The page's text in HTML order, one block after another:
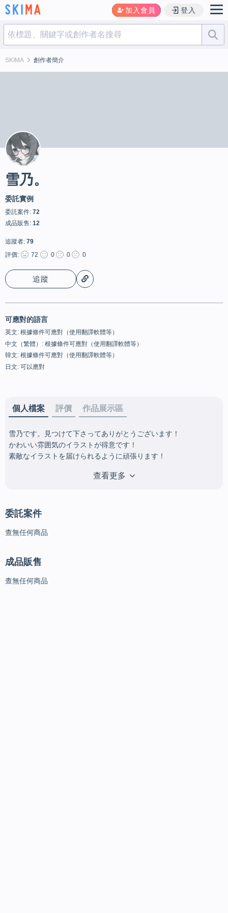
加入會員 登入
SKIMA 創作者簡介
雪乃。
委託實例
委託案件: 72
成品販售: 12
追蹤者: 79
評價:
72 0 0 0
追蹤
可應對的語言
英文: 根據條件可應對（使用翻譯軟體等）
中文（繁體）: 根據條件可應對（使用翻譯軟體等）
韓文: 根據條件可應對（使用翻譯軟體等）
日文: 可以應對
個人檔案 評價 作品展示區
雪乃です。見つけて下さってありがとうございます！
かわいい雰囲気のイラストが得意です！
素敵なイラストを届けられるように頑張ります！
キャラ販売リクエスト募集中です！
その他のご依頼はXのDMにてご相談下さいませ。
X    https://x.com/yuki_08no?
s=21&t=uXsBD7ZXMzZ7my61ORGLbg
查看更多
委託案件
查無任何商品
成品販售
查無任何商品